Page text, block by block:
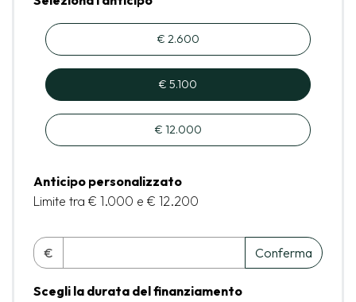
€ 2.600
€ 5.100
€ 12.000
Anticipo personalizzato
Limite tra € 1.000 e € 12.200
€ Conferma
Scegli la durata del finanziamento